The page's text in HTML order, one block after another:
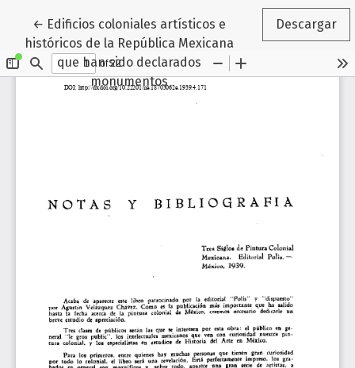
← Volver a los detalles del artículo
Edificios coloniales artísticos e
históricos de la República Mexicana
que han sido declarados
monumentos
Descargar